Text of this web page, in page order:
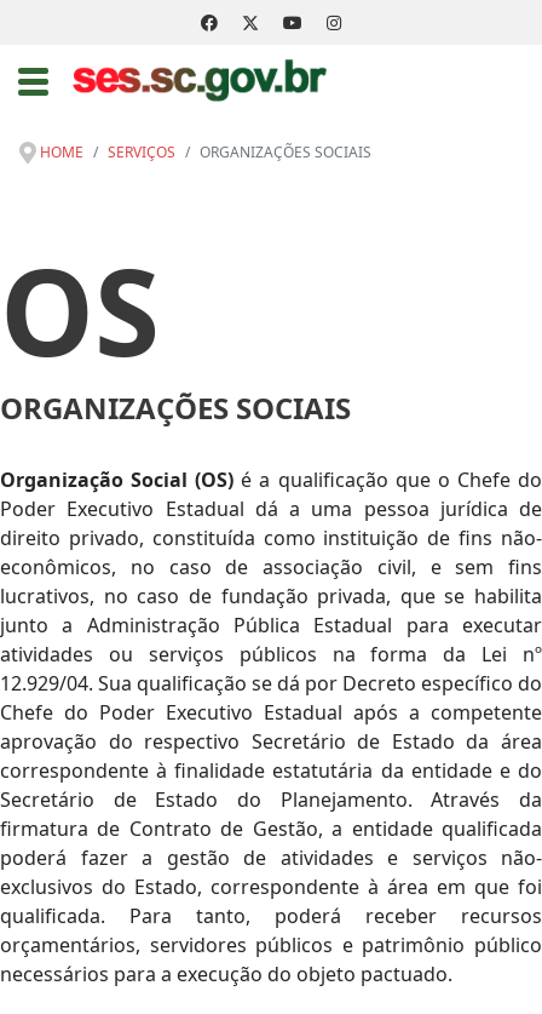
HOME SERVIÇOS ORGANIZAÇÕES SOCIAIS
OS
ORGANIZAÇÕES SOCIAIS
Organização Social (OS) é a qualificação que o Chefe do
Poder Executivo Estadual dá a uma pessoa jurídica de
direito privado, constituída como instituição de fins não-
econômicos, no caso de associação civil, e sem fins
lucrativos, no caso de fundação privada, que se habilita
junto a Administração Pública Estadual para executar
atividades ou serviços públicos na forma da Lei nº
12.929/04. Sua qualificação se dá por Decreto específico do
Chefe do Poder Executivo Estadual após a competente
aprovação do respectivo Secretário de Estado da área
correspondente à finalidade estatutária da entidade e do
Secretário de Estado do Planejamento. Através da
firmatura de Contrato de Gestão, a entidade qualificada
poderá fazer a gestão de atividades e serviços não-
exclusivos do Estado, correspondente à área em que foi
qualificada. Para tanto, poderá receber recursos
orçamentários, servidores públicos e patrimônio público
necessários para a execução do objeto pactuado.